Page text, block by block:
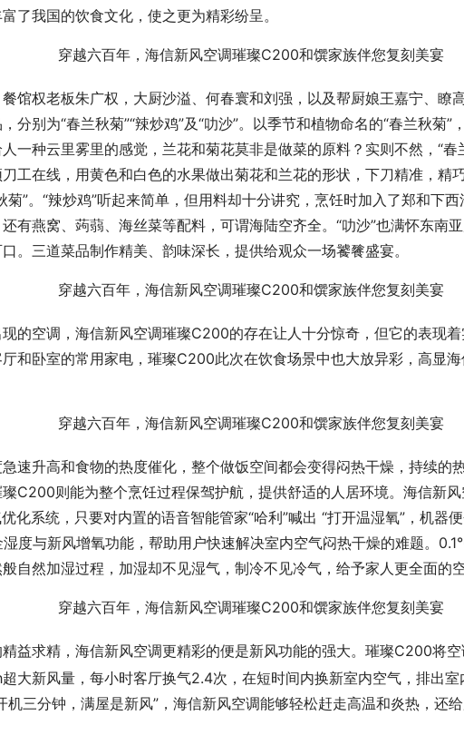
了我国的饮食文化，使之更为精彩纷呈。
馆权老板朱广权，大厨沙溢、何春寰和刘强，以及帮厨娘王嘉宁、瞭
分别为“春兰秋菊”“辣炒鸡”及“叻沙”。以季节和植物命名的“春兰秋菊”
一种云里雾里的感觉，兰花和菊花莫非是做菜的原料？实则不然，“春
工在线，用黄色和白色的水果做出菊花和兰花的形状，下刀精准，精
菊”。“辣炒鸡”听起来简单，但用料却十分讲究，烹饪时加入了郑和下
有燕窝、蒟蒻、海丝菜等配料，可谓海陆空齐全。“叻沙”也满怀东南
。三道菜品制作精美、韵味深长，提供给观众一场饕餮盛宴。
的空调，海信新风空调璀璨C200的存在让人十分惊奇，但它的表现
和卧室的常用家电，璀璨C200此次在饮食场景中也大放异彩，高显
速升高和食物的热度催化，整个做饭空间都会变得闷热干燥，持续的
C200则能为整个烹饪过程保驾护航，提供舒适的人居环境。海信新
化系统，只要对内置的语音智能管家“哈利”喊出 “打开温湿氧”，机
度与新风增氧功能，帮助用户快速解决室内空气闷热干燥的难题。
自然加湿过程，加湿却不见湿气，制冷不见冷气，给予家人更全面的空
益求精，海信新风空调更精彩的便是新风功能的强大。璀璨C200将
大新风量，每小时客厅换气2.4次，在短时间内换新室内空气，排出
机三分钟，满屋是新风”，海信新风空调能够轻松赶走高温和炎热，还